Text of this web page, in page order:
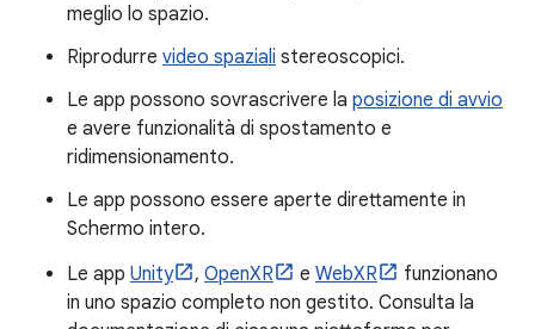
meglio lo spazio.
Riprodurre video spaziali stereoscopici.
Le app possono sovrascrivere la posizione di avvio
e avere funzionalità di spostamento e
ridimensionamento.
Le app possono essere aperte direttamente in
Schermo intero.
Le app Unity , OpenXR e WebXR
funzionano
in uno spazio completo non gestito. Consulta la